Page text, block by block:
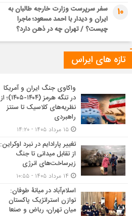
10
سفر سرپرست وزارت خارجه طالبان به
ایران و دیدار با احمد مسعود؛ ماجرا
چیست؟ / تهران چه در ذهن دارد؟
تازه های ایراس
واکاوی جنگ ایران و آمریکا
در تنگه هرمز (۱۴۰۴-۱۴۰۵)؛ از
نظریه‌های کلاسیک تا سنتز
راهبردی
تغییر پارادایم در نبرد اوکراین:
از تقابل میدانی تا جنگ
زیرساخت‌های انرژی
اسلام‌آباد در میانۀ طوفان:
توازن استراتژیک پاکستان
میان تهران، ریاض و صنعا